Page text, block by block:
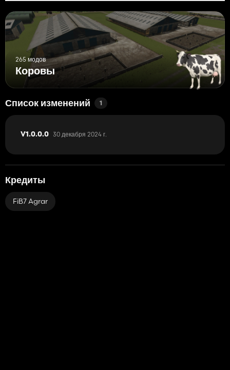
265 модов
Коровы
Список изменений 1
V1.0.0.0 30 декабря 2024 г.
Кредиты
FiB7 Agrar